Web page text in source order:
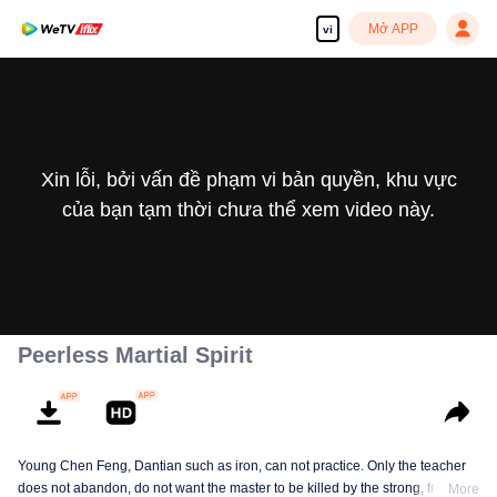
vi Mở APP
Xin lỗi, bởi vấn đề phạm vi bản quyền, khu vực
của bạn tạm thời chưa thể xem video này.
Peerless Martial Spirit
Young Chen Feng, Dantian such as iron, can not practice. Only the teacher
does not abandon, do not want the master to be killed by the strong, fromMore